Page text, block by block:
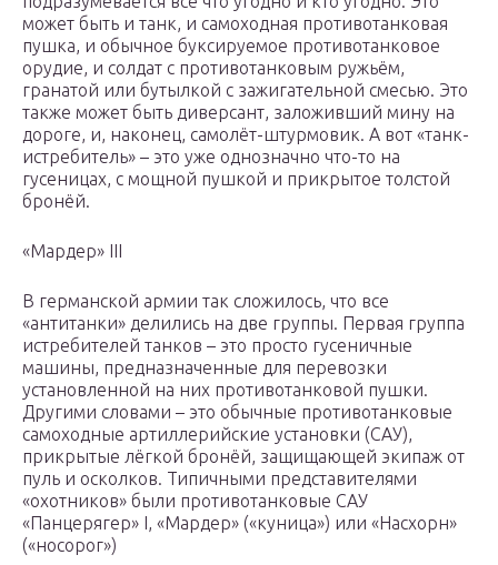
может быть и танк, и самоходная противотанковая
пушка, и обычное буксируемое противотанковое
орудие, и солдат с противотанковым ружьём,
гранатой или бутылкой с зажигательной смесью. Это
также может быть диверсант, заложивший мину на
дороге, и, наконец, самолёт-штурмовик. А вот «танк-
истребитель» – это уже однозначно что-то на
гусеницах, с мощной пушкой и прикрытое толстой
бронёй.
«Мардер» III
В германской армии так сложилось, что все
«антитанки» делились на две группы. Первая группа
истребителей танков – это просто гусеничные
машины, предназначенные для перевозки
установленной на них противотанковой пушки.
Другими словами – это обычные противотанковые
самоходные артиллерийские установки (САУ),
прикрытые лёгкой бронёй, защищающей экипаж от
пуль и осколков. Типичными представителями
«охотников» были противотанковые САУ
«Панцерягер» I, «Мардер» («куница») или «Насхорн»
(«носорог»)